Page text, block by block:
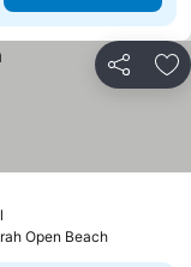
Teilen
Open Beach